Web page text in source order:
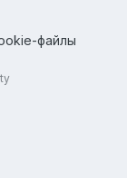
файлы